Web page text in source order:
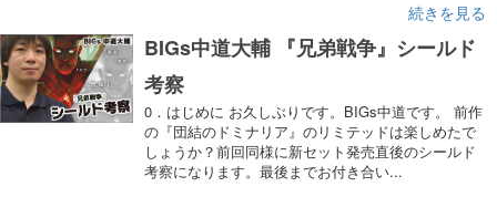
続きを見る
BIGs中道大輔 『兄弟戦争』シールド
考察
0．はじめに お久しぶりです。BIGs中道です。 前作
の『団結のドミナリア』のリミテッドは楽しめたで
しょうか？前回同様に新セット発売直後のシールド
考察になります。最後までお付き合い...